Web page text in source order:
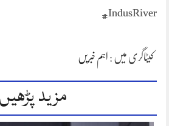
#IndusRiver
کیٹاگری میں : اہم خبریں
مزید